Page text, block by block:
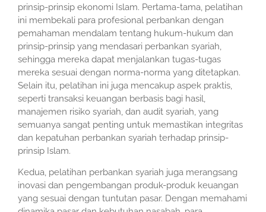
prinsip-prinsip ekonomi Islam. Pertama-tama, pelatihan
ini membekali para profesional perbankan dengan
pemahaman mendalam tentang hukum-hukum dan
prinsip-prinsip yang mendasari perbankan syariah,
sehingga mereka dapat menjalankan tugas-tugas
mereka sesuai dengan norma-norma yang ditetapkan.
Selain itu, pelatihan ini juga mencakup aspek praktis,
seperti transaksi keuangan berbasis bagi hasil,
manajemen risiko syariah, dan audit syariah, yang
semuanya sangat penting untuk memastikan integritas
dan kepatuhan perbankan syariah terhadap prinsip-
prinsip Islam.
Kedua, pelatihan perbankan syariah juga merangsang
inovasi dan pengembangan produk-produk keuangan
yang sesuai dengan tuntutan pasar. Dengan memahami